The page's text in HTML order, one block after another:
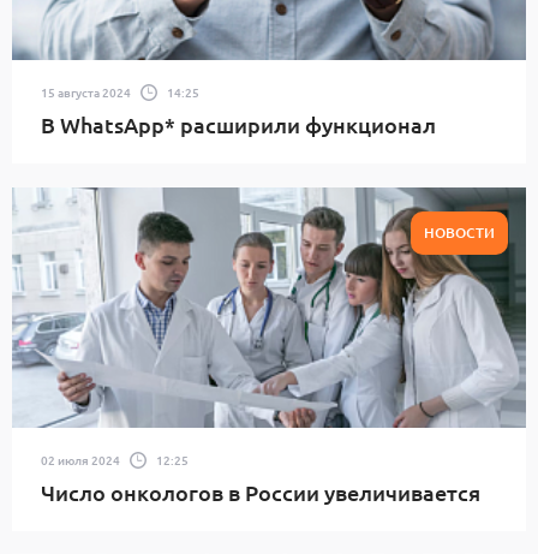
15 августа 2024 14:25
В WhatsApp* расширили функционал
НОВОСТИ
02 июля 2024 12:25
Число онкологов в России увеличивается